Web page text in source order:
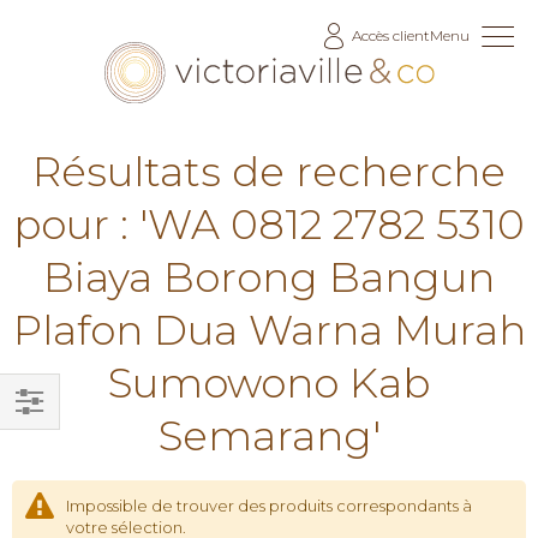
Accès clientMenu
Résultats de recherche
pour : 'WA 0812 2782 5310
Biaya Borong Bangun
Plafon Dua Warna Murah
Sumowono Kab
Semarang'
Impossible de trouver des produits correspondants à
votre sélection.
Filtrer